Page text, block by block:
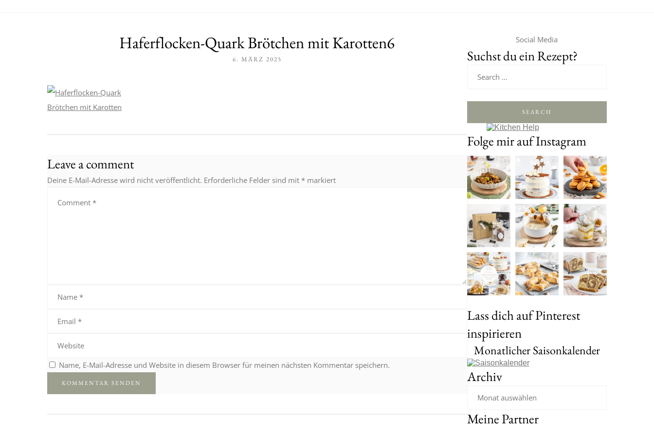
Haferflocken-Quark Brötchen mit Karotten6
6. MÄRZ 2025
Leave a comment
Deine E-Mail-Adresse wird nicht veröffentlicht. Erforderliche Felder sind mit * markiert
Name, E-Mail-Adresse und Website in diesem Browser für meinen nächsten Kommentar speichern.
Social Media
Suchst du ein Rezept?
SEARCH
Folge mir auf Instagram
Lass dich auf Pinterest
inspirieren
Monatlicher Saisonkalender
Archiv
Meine Partner